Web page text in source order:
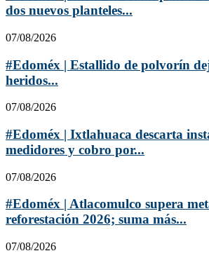
dos nuevos planteles...
07/08/2026
#Edoméx | Estallido de polvorín
heridos...
07/08/2026
#Edoméx | Ixtlahuaca descarta
medidores y cobro por...
07/08/2026
#Edoméx | Atlacomulco supera
reforestación 2026; suma más...
07/08/2026